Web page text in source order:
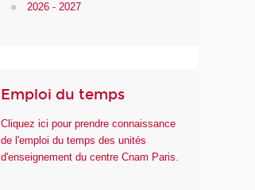
2026 - 2027
Emploi du temps
Cliquez ici pour prendre connaissance
de l'emploi du temps des unités
d'enseignement du centre Cnam Paris.